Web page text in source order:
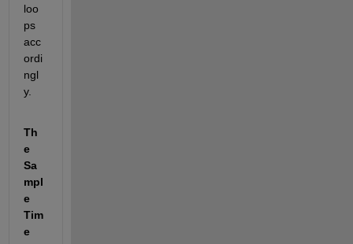
loo
ps
acc
ordi
ngl
y.
Th
e
Sa
mpl
e
Tim
e